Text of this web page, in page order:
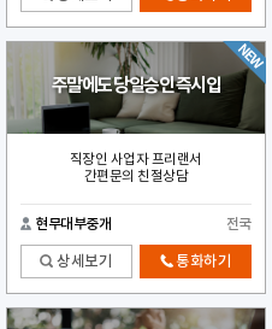
주말에도 당일승인 즉시입
직장인 사업자 프리랜서
간편문의 친절상담
현무대부중개 전국
상세보기 통화하기